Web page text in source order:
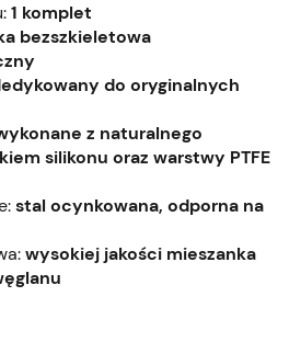
1 komplet
bezszkieletowa
do oryginalnych
z naturalnego
silikonu oraz warstwy PTFE
stal ocynkowana, odporna na
wysokiej jakości mieszanka